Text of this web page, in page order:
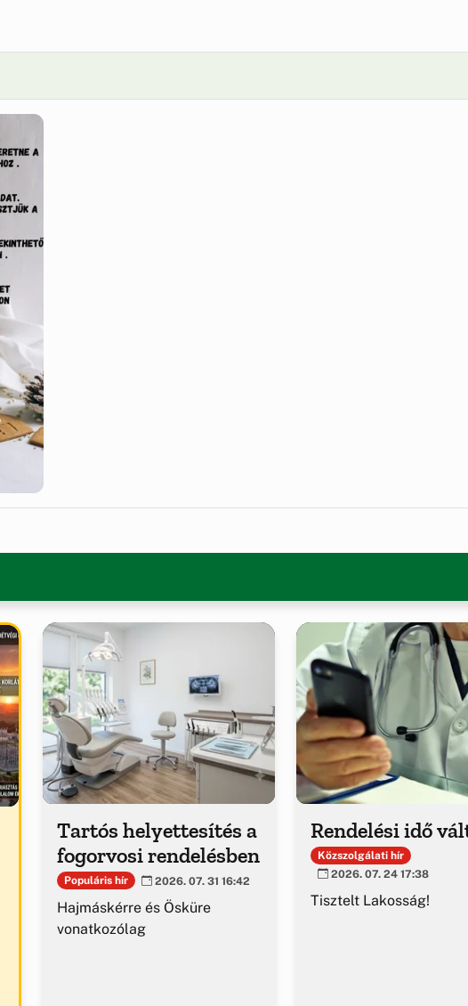
Tartós helyettesítés a
fogorvosi rendelésben
Populáris hír 2026. 07. 31 16:42
Hajmáskérre és Ösküre
vonatkozólag
Rendelési idő
Közszolgálati hír
2026. 07. 24 17:38
Tisztelt Lakosság!